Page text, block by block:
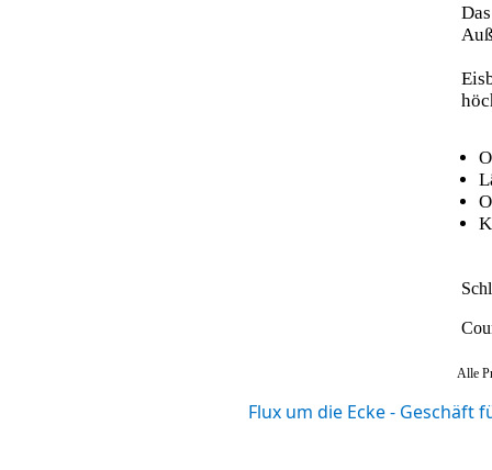
Alle
Flux um die Ecke - Geschäft